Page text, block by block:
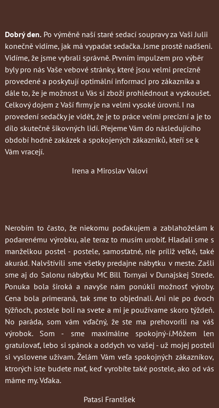
Dobrý den. Po výměně naší staré sedací soupravy za Vaši Julii
konečně vidíme, jak má vypadat sedačka. Jsme prostě nadšeni.
Vidíme, že jsme vybrali správně. Prvním impulzem pro výběr
byly pro nás Vaše vebové stránky, které jsou velmi precizně
provedené a poskytují optimální informaci pro zákazníka a
dále to, že je možnost u Vás si zboží prohlédnout a vyzkoušet.
Celkový dojem z Vaší firmy je na velmi vysoké úrovni. I na
provedení sedačky je vidět, že je to práce velmi precizní a je to
dílo skutečně šikovných lidí. Přejeme Vám do následujícího
období hodně zakázek a spokojených zákazníků, kteří se k
Vám vracejí.
Irena a Miroslav Valovi
Nerobím to často, že niekomu poďakujem a zablahoželám k
podarenému výrobku, ale teraz to musím urobiť. Hladali sme s
manželkou postel - postele, samostatné, nie príliž veľké, také
akurád. Nalvštívili sme všetky predajne nábytku v meste. Zašli
sme aj do Salonu nábytku MC Bill Tornyai v Dunajskej Strede.
Ponuka bola široká a navyše nám ponúkli možnosť výroby.
Cena bola primeraná, tak sme to objednali. Ani nie po dvoch
týžňoch, postele boli na svete a mi je používame skoro týždeň.
No paráda, som vám vďačný, že ste ma prehovorili na váš
výrobok. Som - sme maximálne spokojný-í.Môžem len
gratulovať, lebo si spánok a oddych vo vašej - už mojej posteli
si vyslovene užívam. Želám Vám veľa spokojných zákazníkov,
ktrorých iste budete mať, keď vyrobíte také postele, ako od vás
máme my. Vďaka.
Patasi František